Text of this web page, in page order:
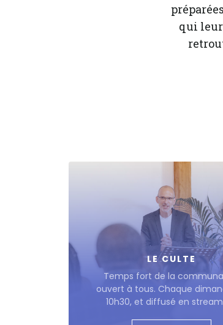
qui
LE CULTE
Temps fort de la
ouvert à tous. Chaque
10h30, et diffusé en